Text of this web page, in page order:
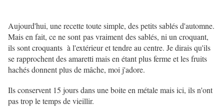
Aujourd'hui, une recette toute simple, des petits sablés d'automne.
Mais en fait, ce ne sont pas vraiment des sablés, ni un croquant,
ils sont croquants à l'extérieur et tendre au centre. Je dirais qu'ils
se rapprochent des amaretti mais en étant plus ferme et les fruits
hachés donnent plus de mâche, moi j'adore.
Ils conservent 15 jours dans une boite en métale mais ici, ils n'ont
pas trop le temps de vieillir.